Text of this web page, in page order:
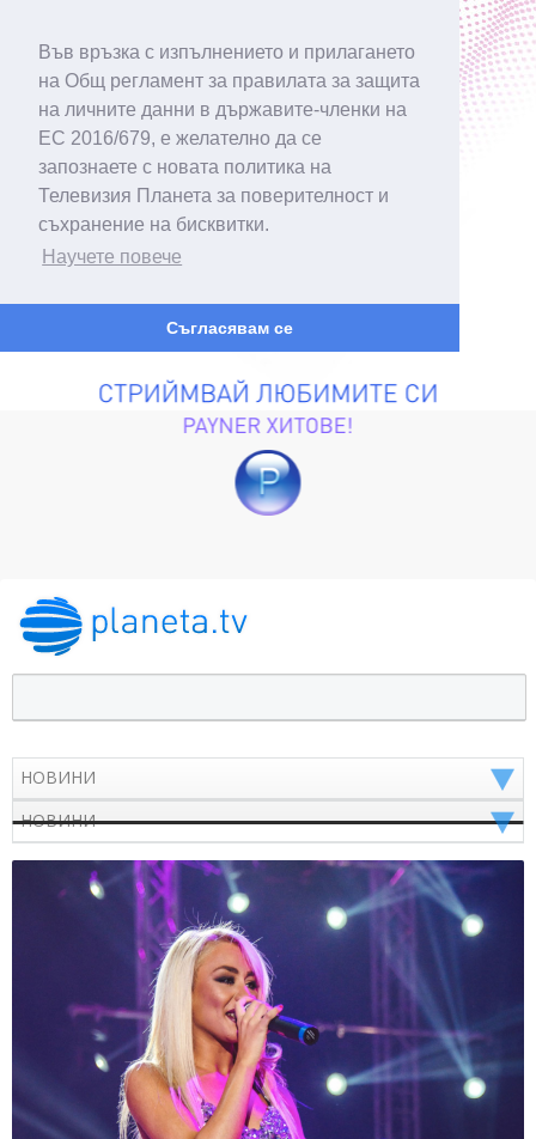
Във връзка с изпълнението и прилагането
на Общ регламент за правилата за защита
на личните данни в държавите-членки на
ЕС 2016/679, е желателно да се
запознаете с новата политика на
Телевизия Планета за поверителност и
съхранение на бисквитки.
Научете повече
Съгласявам се